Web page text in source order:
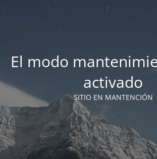
El modo
activado
SITIO EN MANTENCIÓN